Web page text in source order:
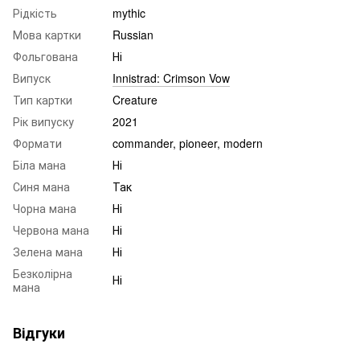
Рідкість
mythic
Мова картки
Russian
Фольгована
Ні
Випуск
Innistrad: Crimson Vow
Тип картки
Creature
Рік випуску
2021
Формати
commander, pioneer, modern
Біла мана
Ні
Синя мана
Так
Чорна мана
Ні
Червона мана
Ні
Зелена мана
Ні
Безколірна
мана
Ні
Відгуки